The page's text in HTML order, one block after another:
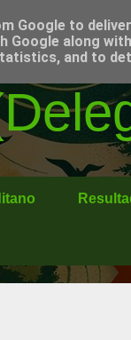
Google to
Google along
and to